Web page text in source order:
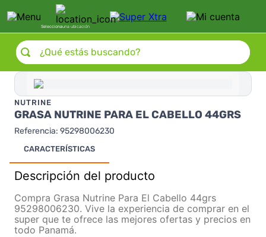
Seleccionauna ubicación
¿Qué estás buscando?
NUTRINE
GRASA NUTRINE PARA EL CABELLO 44GRS
Referencia: 95298006230
CARACTERÍSTICAS
Descripción del producto
Compra Grasa Nutrine Para El Cabello 44grs
95298006230. Vive la experiencia de comprar en el
super que te ofrece las mejores ofertas y precios en
todo Panamá.